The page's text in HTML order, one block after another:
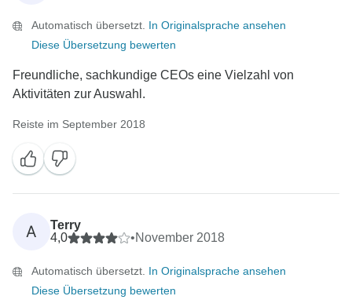
Automatisch übersetzt. In Originalsprache ansehen
Diese Übersetzung bewerten
Freundliche, sachkundige CEOs eine Vielzahl von
Aktivitäten zur Auswahl.
Reiste im September 2018
A
Terry
4,0
•November 2018
Automatisch übersetzt. In Originalsprache ansehen
Diese Übersetzung bewerten